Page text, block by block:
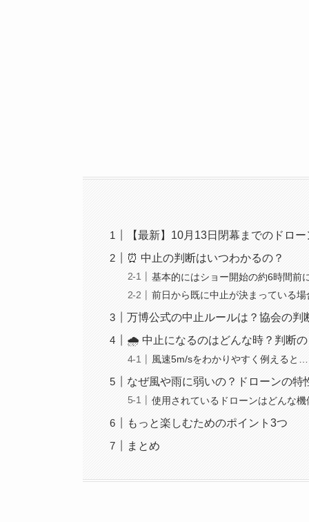
【最新】10月13日閉幕までのドロ
⏰ 中止の判断はいつわかるの？
基本的にはショー開始の約6時間前
前日から既に中止が決まっている場
万博公式の中止ルールは？協会の判
🌧 中止になるのはどんな時？判断
風速5m/sをわかりやすく例えると…
なぜ風や雨に弱いの？ドローンの特
使用されているドローンはどんな機
もっと楽しむためのポイント3つ
まとめ